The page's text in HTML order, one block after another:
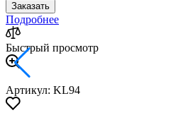
Заказать
Подробнее
Быстрый просмотр
Артикул: KL94